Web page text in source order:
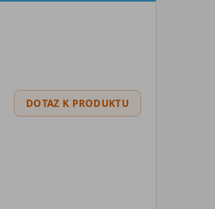
DOTAZ K PRODUKTU